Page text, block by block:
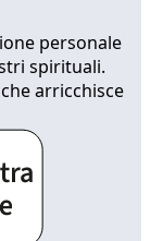
personale
spirituali.
arricchisce